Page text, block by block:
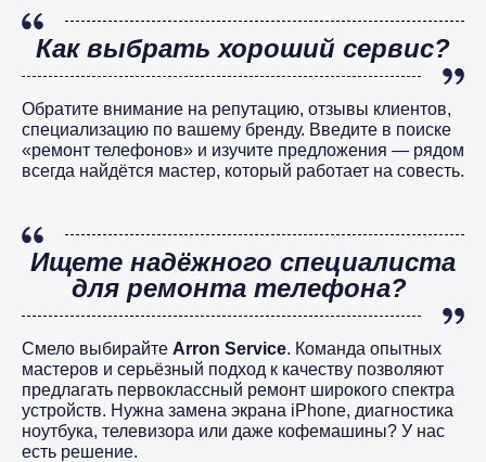
Как выбрать хороший сервис?
Обратите внимание на репутацию, отзывы клиентов,
специализацию по вашему бренду. Введите в поиске
«ремонт телефонов» и изучите предложения — рядом
всегда найдётся мастер, который работает на совесть.
Ищете надёжного специалиста
для ремонта телефона?
Смело выбирайте Arron Service. Команда опытных
мастеров и серьёзный подход к качеству позволяют
предлагать первоклассный ремонт широкого спектра
устройств. Нужна замена экрана iPhone, диагностика
ноутбука, телевизора или даже кофемашины? У нас
есть решение.